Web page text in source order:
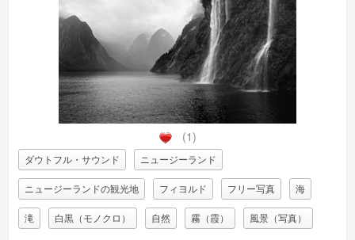
(1)
ダウトフル・サウンド ニュージーランド
ニュージーランドの観光地 フィヨルド フリー写真 海
滝 白黒（モノクロ） 自然 霧（霞） 風景（写真）